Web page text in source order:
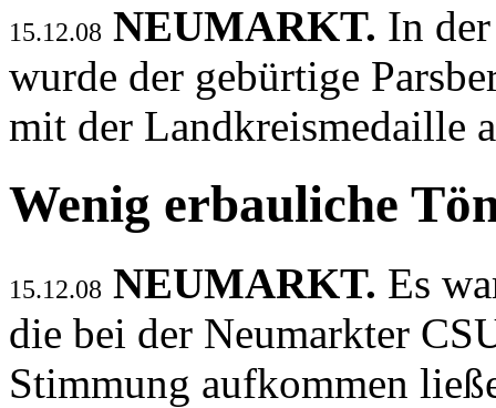
15.12.08 NEUMARKT. In
wurde der gebürtige
mit der Landkreismedaille
Wenig erbauliche
15.12.08 NEUMARKT. Es
die bei der Neumarkter
Stimmung aufkommen